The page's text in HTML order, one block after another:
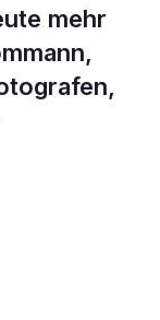
mehr